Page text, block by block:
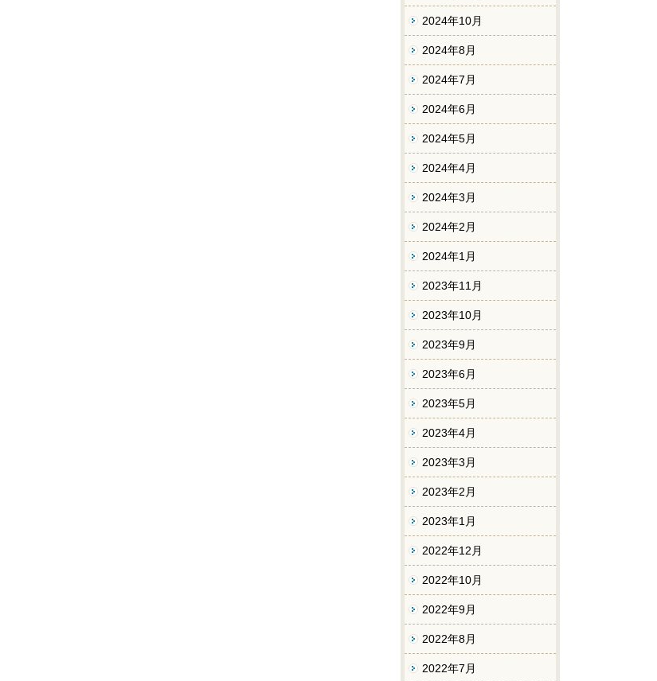
2024年10月
2024年8月
2024年7月
2024年6月
2024年5月
2024年4月
2024年3月
2024年2月
2024年1月
2023年11月
2023年10月
2023年9月
2023年6月
2023年5月
2023年4月
2023年3月
2023年2月
2023年1月
2022年12月
2022年10月
2022年9月
2022年8月
2022年7月